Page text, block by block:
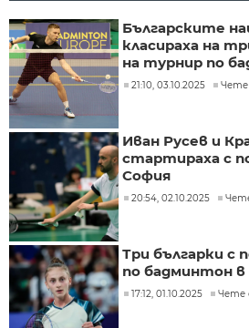
Българските
класираха на
на турнир по
21:10, 03.10.2025 Чете
Иван Русев и
стартираха с
София
20:54, 02.10.2025
Три българки с
по бадминтон
17:12, 01.10.2025 Чете